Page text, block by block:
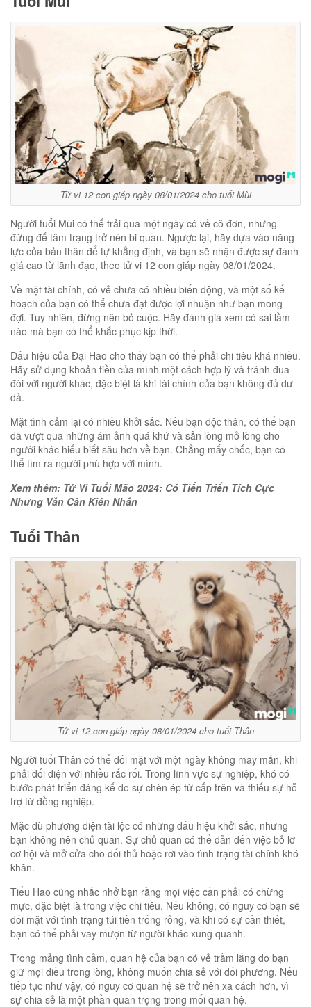
Tử vi 12 con giáp ngày 08/01/2024 cho tuổi Mùi
Người tuổi Mùi có thể trải qua một ngày có vẻ cô đơn, nhưng
đừng để tâm trạng trở nên bi quan. Ngược lại, hãy dựa vào năng
lực của bản thân để tự khẳng định, và bạn sẽ nhận được sự đánh
giá cao từ lãnh đạo, theo tử vi 12 con giáp ngày 08/01/2024.
Về mặt tài chính, có vẻ chưa có nhiều biến động, và một số kế
hoạch của bạn có thể chưa đạt được lợi nhuận như bạn mong
đợi. Tuy nhiên, đừng nên bỏ cuộc. Hãy đánh giá xem có sai lầm
nào mà bạn có thể khắc phục kịp thời.
Dấu hiệu của Đại Hao cho thấy bạn có thể phải chi tiêu khá nhiều.
Hãy sử dụng khoản tiền của mình một cách hợp lý và tránh đua
đòi với người khác, đặc biệt là khi tài chính của bạn không đủ dư
dả.
Mặt tình cảm lại có nhiều khởi sắc. Nếu bạn độc thân, có thể bạn
đã vượt qua những ám ảnh quá khứ và sẵn lòng mở lòng cho
người khác hiểu biết sâu hơn về bạn. Chẳng mấy chốc, bạn có
thể tìm ra người phù hợp với mình.
Xem thêm: Tử Vi Tuổi Mão 2024: Có Tiến Triển Tích Cực
Nhưng Vẫn Cần Kiên Nhẫn
Tuổi Thân
Tử vi 12 con giáp ngày 08/01/2024 cho tuổi Thân
Người tuổi Thân có thể đối mặt với một ngày không may mắn, khi
phải đối diện với nhiều rắc rối. Trong lĩnh vực sự nghiệp, khó có
bước phát triển đáng kể do sự chèn ép từ cấp trên và thiếu sự hỗ
trợ từ đồng nghiệp.
Mặc dù phương diện tài lộc có những dấu hiệu khởi sắc, nhưng
bạn không nên chủ quan. Sự chủ quan có thể dẫn đến việc bỏ lỡ
cơ hội và mở cửa cho đối thủ hoặc rơi vào tình trạng tài chính khó
khăn.
Tiểu Hao cũng nhắc nhở bạn rằng mọi việc cần phải có chừng
mực, đặc biệt là trong việc chi tiêu. Nếu không, có nguy cơ bạn sẽ
đối mặt với tình trạng túi tiền trống rỗng, và khi có sự cần thiết,
bạn có thể phải vay mượn từ người khác xung quanh.
Trong mảng tình cảm, quan hệ của bạn có vẻ trầm lắng do bạn
giữ mọi điều trong lòng, không muốn chia sẻ với đối phương. Nếu
tiếp tục như vậy, có nguy cơ quan hệ sẽ trở nên xa cách hơn, vì
sự chia sẻ là một phần quan trọng trong mối quan hệ.